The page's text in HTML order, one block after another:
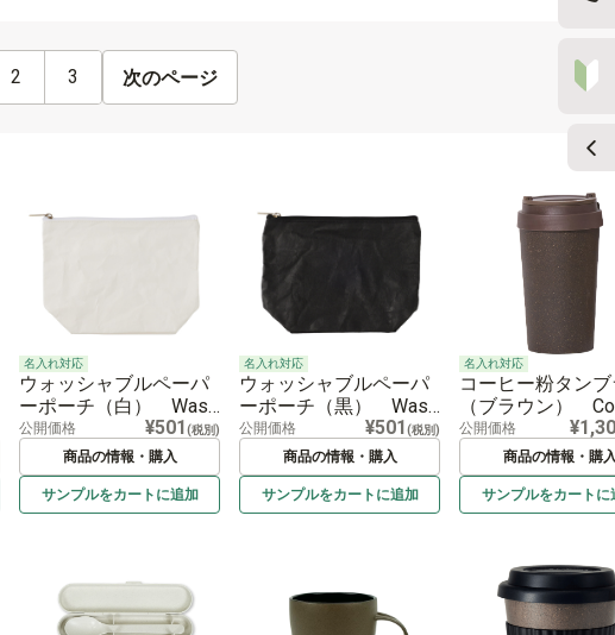
2 3 次のページ
名入れ対応
ウォッシャブルペーパ
ーポーチ（白） Wash
able Paper Pouch -Whit
公開価格 ¥501(税別)
商品の情報・購入
サンプルをカートに追加
名入れ対応
ウォッシャブルペーパ
ーポーチ（黒） Wash
able Paper Pouch -Blac
公開価格 ¥501(税別)
商品の情報・購入
サンプルをカートに追加
名入れ対応
コーヒー粉タン
（ブラウン）
Grounds Tumbler
公開価格
商品の情報・購
サンプルをカートに